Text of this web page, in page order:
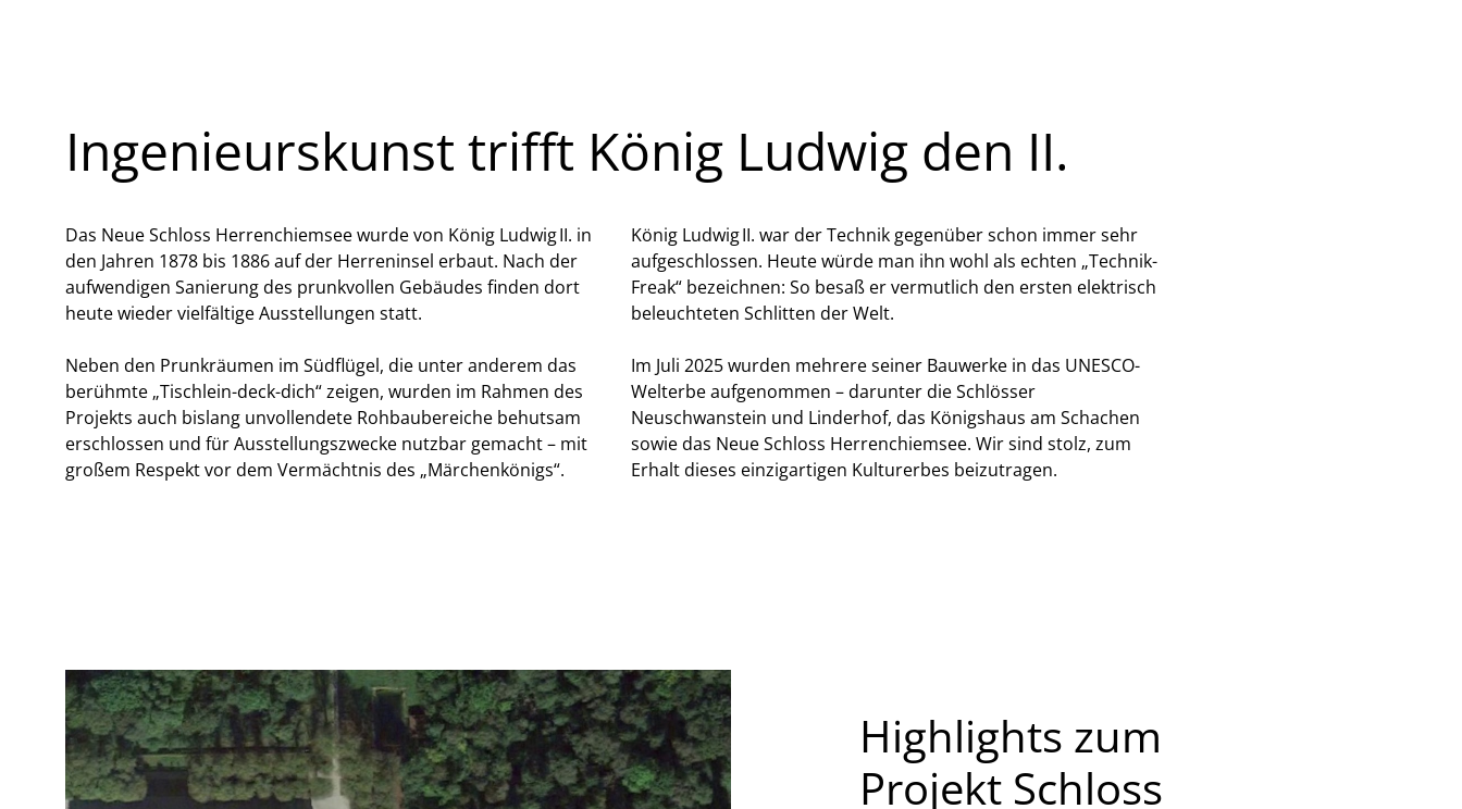
Ingenieurskunst trifft König Ludwig den II.
Das Neue Schloss Herrenchiemsee wurde von König Ludwig II. in
den Jahren 1878 bis 1886 auf der Herreninsel erbaut. Nach der
aufwendigen Sanierung des prunkvollen Gebäudes finden dort
heute wieder vielfältige Ausstellungen statt.
Neben den Prunkräumen im Südflügel, die unter anderem das
berühmte „Tischlein-deck-dich“ zeigen, wurden im Rahmen des
Projekts auch bislang unvollendete Rohbaubereiche behutsam
erschlossen und für Ausstellungszwecke nutzbar gemacht – mit
großem Respekt vor dem Vermächtnis des „Märchenkönigs“.
König Ludwig II. war der Technik gegenüber schon immer sehr
aufgeschlossen. Heute würde man ihn wohl als echten „Technik-
Freak“ bezeichnen: So besaß er vermutlich den ersten elektrisch
beleuchteten Schlitten der Welt.
Im Juli 2025 wurden mehrere seiner Bauwerke in das UNESCO-
Welterbe aufgenommen – darunter die Schlösser
Neuschwanstein und Linderhof, das Königshaus am Schachen
sowie das Neue Schloss Herrenchiemsee. Wir sind stolz, zum
Erhalt dieses einzigartigen Kulturerbes beizutragen.
Highlights zum
Projekt Schloss